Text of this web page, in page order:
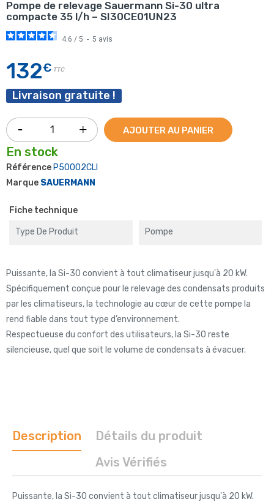
Pompe de relevage Sauermann Si-30 ultra
compacte 35 l/h – SI30CE01UN23
4.6 / 5 - 5 avis
132€ TTC
Livraison gratuite !
AJOUTER AU PANIER
En stock
Référence P50002CLI
Marque SAUERMANN
Fiche technique
Type De Produit Pompe
Puissante, la Si-30 convient à tout climatiseur jusqu'à 20 kW.
Spécifiquement conçue pour le relevage des condensats produits
par les climatiseurs, la technologie au cœur de cette pompe la
rend fiable dans tout type d’environnement.
Respectueuse du confort des utilisateurs, la Si-30 reste
silencieuse, quel que soit le volume de condensats à évacuer.
Description
Détails du produit
Avis Vérifiés
Puissante, la Si-30 convient à tout climatiseur jusqu'à 20 kW.